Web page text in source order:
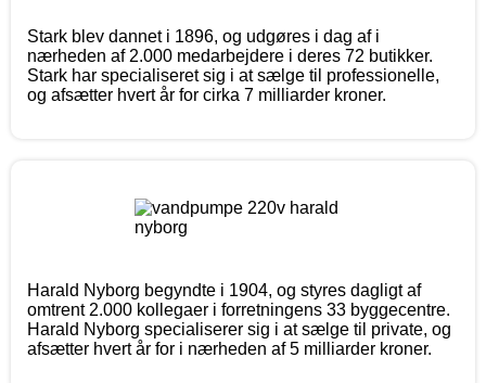
Stark blev dannet i 1896, og udgøres i dag af i
nærheden af 2.000 medarbejdere i deres 72 butikker.
Stark har specialiseret sig i at sælge til professionelle,
og afsætter hvert år for cirka 7 milliarder kroner.
Harald Nyborg begyndte i 1904, og styres dagligt af
omtrent 2.000 kollegaer i forretningens 33 byggecentre.
Harald Nyborg specialiserer sig i at sælge til private, og
afsætter hvert år for i nærheden af 5 milliarder kroner.